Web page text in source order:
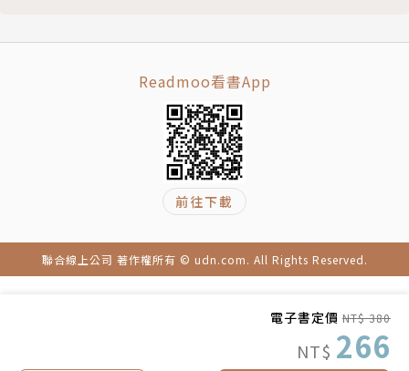
電子書定價 NT$ 380
NT$ 266
降三高的關鍵，在於抗氧化及減少糖化。
為此你得控制醣類攝取，例如少吃白米飯、麵食及含代
因為體內糖分過多，AGEs（糖化終產物）便會增加，
如此一來，就會加速人體氧化（老化）、引發疾病（如
痛風、胰臟炎）。
海藻類富含食物纖維，可吸附、排出有害物質，減緩血
第六章 預防身體氧化、糖化的飲食提案
哪些食物可以預防氧化和糖化？
利用日常飲食，打造強韌的血管和細胞
人都要喝水，但一口氣喝太多就會傷腎
愛肝顧肝的飲食提案
第七章 光靠運動、調整飲食仍無法改善健康時，可以
Readmoo看書App
前往下載
聯合線上公司 著作權所有 © udn.com. All Rights Reserved.